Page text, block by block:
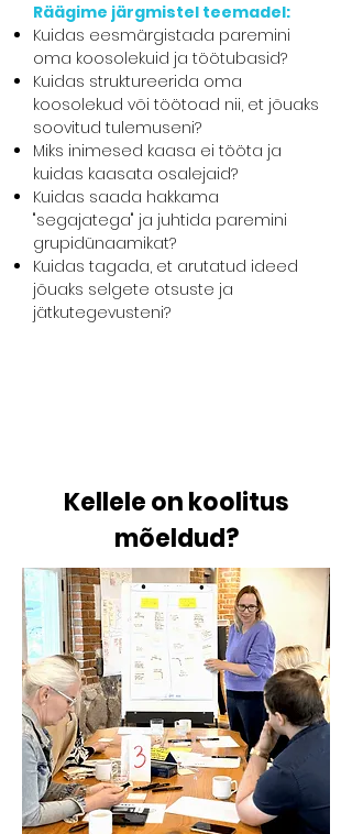
Räägime järgmistel teemadel:
Kuidas eesmärgistada paremini
oma koosolekuid ja töötubasid?
Kuidas struktureerida oma
koosolekud või töötoad nii, et jõuaks
soovitud tulemuseni?
Miks inimesed kaasa ei tööta ja
kuidas kaasata osalejaid?
Kuidas saada hakkama
"segajatega" ja juhtida paremini
grupidünaamikat?
Kuidas tagada, et arutatud ideed
jõuaks selgete otsuste ja
jätkutegevusteni?
Kellele on koolitus
mõeldud?